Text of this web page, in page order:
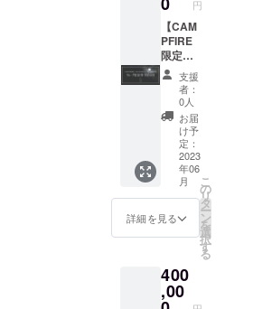
ディン
グ以降
では予
定して
おりま
せん。
最大
66,000
円オフ
のた
め、大
変お得
な宿泊
券と
なって
おりま
す。 こ
宿泊券1
枚で最
大8名様
グルー
プでの
宿泊に
ご利用
いただ
ける
CAMPF
IRE限定
の先行
特別宿
泊券で
す。 こ
こまで
の割引
価格で
の宿泊
券の販
本クラ
ウド
ファン
円
【CAM
PFIRE
限定先
行グ
ループ
宿泊
券 3泊
4日 8
名まで
宿泊可
能 最
237,600
円オ
フ】 ツ
キミチ
ランド
オープ
ン後、
支援
者：
0人
お届
け予
定：
2023
年06
月
詳細を見る
こ
の
リ
タ
ー
ン
を
選
択
す
る
400
,00